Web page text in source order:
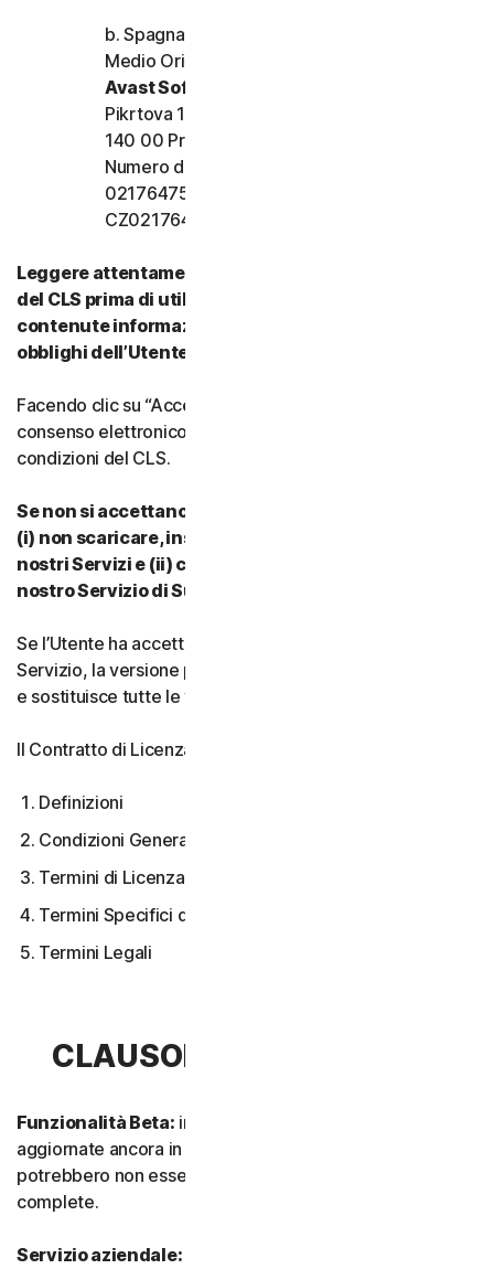
b. Spagna, Francia, Italia e resto d’Europa,
Medio Oriente e Africa
Avast Software s.r.o.
Pikrtova 1737/1a, Nusle,
140 00 Praga 4, Repubblica Ceca
Numero di registrazione dell’azienda:
02176475 e numero di partita IVA:
CZ02176475
Leggere attentamente tutti i termini e le condizioni
del CLS prima di utilizzare i nostri Servizi. Vi sono
contenute informazioni importanti su diritti e
obblighi dell’Utente.
Facendo clic su “Accetto” o indicando in altro modo il
consenso elettronico, si accettano i termini e le
condizioni del CLS.
Se non si accettano i termini e le condizioni del CLS:
(i) non scaricare, installare, accedere a o utilizzare i
nostri Servizi e (ii) contattare il proprio Provider o il
nostro Servizio di Supporto Clienti.
Se l’Utente ha accettato più versioni del CLS per un
Servizio, la versione più recente accettata è quella valida
e sostituisce tutte le versioni precedenti.
Il Contratto di Licenza e Servizi copre:
Definizioni
Condizioni Generali del Servizio
Termini di Licenza Software
Termini Specifici di alcuni Servizi
Termini Legali
CLAUSOLA 1 - DEFINIZIONI
Funzionalità Beta: indica funzionalità nuove e/o
aggiornate ancora in modalità test. Tali funzionalità
potrebbero non essere ancora completamente attive o
complete.
Servizio aziendale: